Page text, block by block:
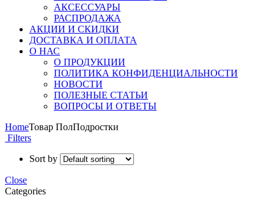
АКСЕССУАРЫ
РАСПРОДАЖА
АКЦИИ И СКИДКИ
ДОСТАВКА И ОПЛАТА
О НАС
О ПРОДУКЦИИ
ПОЛИТИКА КОНФИДЕНЦИАЛЬНОСТИ
НОВОСТИ
ПОЛЕЗНЫЕ СТАТЬИ
ВОПРОСЫ И ОТВЕТЫ
HomeТовар ПолПодростки
Filters
Sort by
Close
Categories